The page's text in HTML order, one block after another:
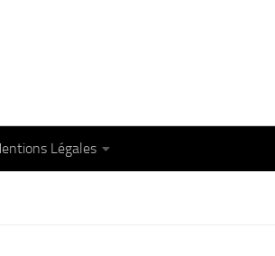
Légales